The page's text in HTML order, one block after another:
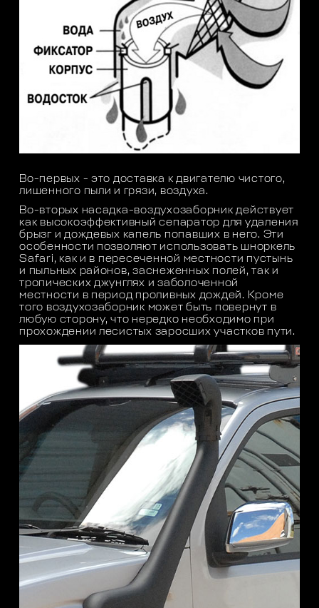
Во-первых - это доставка к двигателю чистого,
лишенного пыли и грязи, воздуха.
Во-вторых насадка-воздухозаборник действует
как высокоэффективный сепаратор для удаления
брызг и дождевых капель попавших в него. Эти
особенности позволяют использовать шноркель
Safari, как и в пересеченной местности пустынь
и пыльных районов, заснеженных полей, так и
тропических джунглях и заболоченной
местности в период проливных дождей. Кроме
того воздухозаборник может быть повернут в
любую сторону, что нередко необходимо при
прохождении лесистых заросших участков пути.